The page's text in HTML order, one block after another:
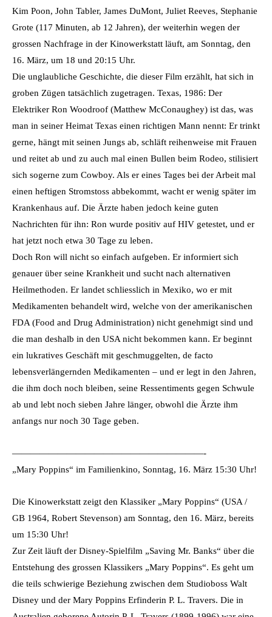
Kim Poon, John Tabler, James DuMont, Juliet Reeves, Stephanie
Grote (117 Minuten, ab 12 Jahren), der weiterhin wegen der
grossen Nachfrage in der Kinowerkstatt läuft, am Sonntag, den
16. März, um 18 und 20:15 Uhr.
Die unglaubliche Geschichte, die dieser Film erzählt, hat sich in
groben Zügen tatsächlich zugetragen. Texas, 1986: Der
Elektriker Ron Woodroof (Matthew McConaughey) ist das, was
man in seiner Heimat Texas einen richtigen Mann nennt: Er trinkt
gerne, hängt mit seinen Jungs ab, schläft reihenweise mit Frauen
und reitet ab und zu auch mal einen Bullen beim Rodeo, stilisiert
sich sogerne zum Cowboy. Als er eines Tages bei der Arbeit mal
einen heftigen Stromstoss abbekommt, wacht er wenig später im
Krankenhaus auf. Die Ärzte haben jedoch keine guten
Nachrichten für ihn: Ron wurde positiv auf HIV getestet, und er
hat jetzt noch etwa 30 Tage zu leben.
Doch Ron will nicht so einfach aufgeben. Er informiert sich
genauer über seine Krankheit und sucht nach alternativen
Heilmethoden. Er landet schliesslich in Mexiko, wo er mit
Medikamenten behandelt wird, welche von der amerikanischen
FDA (Food and Drug Administration) nicht genehmigt sind und
die man deshalb in den USA nicht bekommen kann. Er beginnt
ein lukratives Geschäft mit geschmuggelten, de facto
lebensverlängernden Medikamenten – und er legt in den Jahren,
die ihm doch noch bleiben, seine Ressentiments gegen Schwule
ab und lebt noch sieben Jahre länger, obwohl die Ärzte ihm
anfangs nur noch 30 Tage geben.
—————————————————————-
„Mary Poppins“ im Familienkino, Sonntag, 16. März 15:30 Uhr!
Die Kinowerkstatt zeigt den Klassiker „Mary Poppins“ (USA /
GB 1964, Robert Stevenson) am Sonntag, den 16. März, bereits
um 15:30 Uhr!
Zur Zeit läuft der Disney-Spielfilm „Saving Mr. Banks“ über die
Entstehung des grossen Klassikers „Mary Poppins“. Es geht um
die teils schwierige Beziehung zwischen dem Studioboss Walt
Disney und der Mary Poppins Erfinderin P. L. Travers. Die in